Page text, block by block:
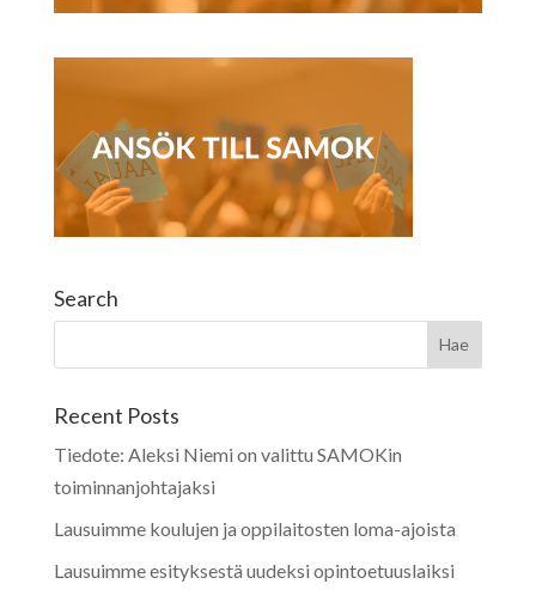
Search
Recent Posts
Tiedote: Aleksi Niemi on valittu SAMOKin
toiminnanjohtajaksi
Lausuimme koulujen ja oppilaitosten loma-ajoista
Lausuimme esityksestä uudeksi opintoetuuslaiksi